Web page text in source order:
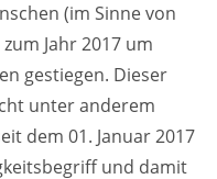
(im Sinne von
Jahr 2017 um
gestiegen. Dieser
unter anderem
dem 01. Januar 2017
und damit